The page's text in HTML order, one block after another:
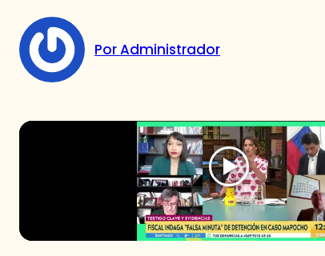
Por Administrador